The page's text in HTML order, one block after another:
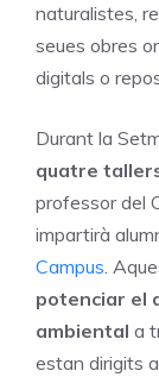
naturalistes,
seues obres
digitals o
Durant la
quatre
professor del
impartirà
Campus.
potenciar el
ambiental a
estan dirigits a